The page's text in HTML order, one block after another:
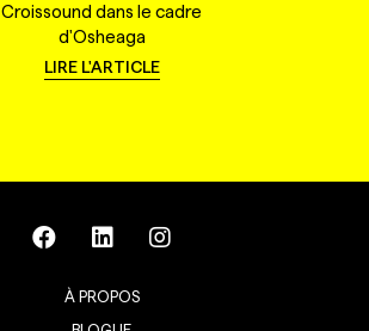
Croissound dans le cadre
d'Osheaga
LIRE L'ARTICLE
À PROPOS